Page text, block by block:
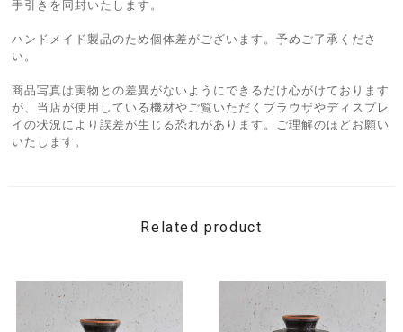
手引きを同封いたします。
ハンドメイド製品のため個体差がございます。予めご了承くださ
い。
商品写真は実物との差異がないようにできるだけ心がけております
が、当店が使用している機材やご覧いただくブラウザやディスプレ
イの状況により誤差が生じる恐れがあります。ご理解のほどお願い
いたします。
Related product